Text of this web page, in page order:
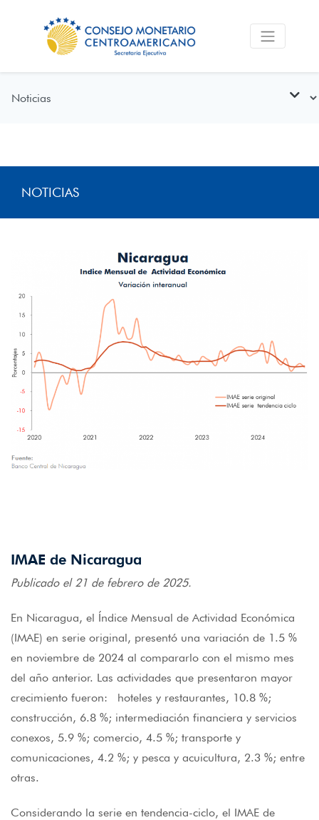
NOTICIAS
IMAE de Nicaragua
Publicado el 21 de febrero de 2025.
En Nicaragua, el Índice Mensual de Actividad Económica
(IMAE) en serie original, presentó una variación de 1.5 %
en noviembre de 2024 al compararlo con el mismo mes
del año anterior. Las actividades que presentaron mayor
crecimiento fueron: hoteles y restaurantes, 10.8 %;
construcción, 6.8 %; intermediación financiera y servicios
conexos, 5.9 %; comercio, 4.5 %; transporte y
comunicaciones, 4.2 %; y pesca y acuicultura, 2.3 %; entre
otras.
Considerando la serie en tendencia-ciclo, el IMAE de